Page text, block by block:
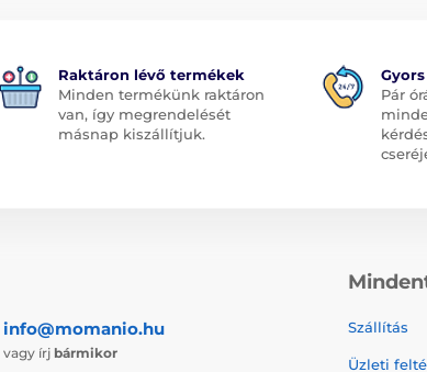
Raktáron lévő termékek
Minden termékünk raktáron
van, így megrendelését
másnap kiszállítjuk.
Pár
info@momanio.hu
vagy írj bármikor
Szállítás
Üzleti